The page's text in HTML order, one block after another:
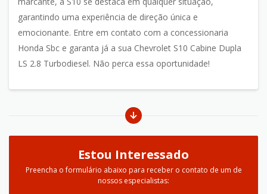
garantindo uma experiência de direção única e
emocionante. Entre em contato com a concessionaria
Honda Sbc e garanta já a sua Chevrolet S10 Cabine Dupla
LS 2.8 Turbodiesel. Não perca essa oportunidade!
Estou Interessado
Preencha o formulário abaixo para receber o contato de um de
nossos especialistas: